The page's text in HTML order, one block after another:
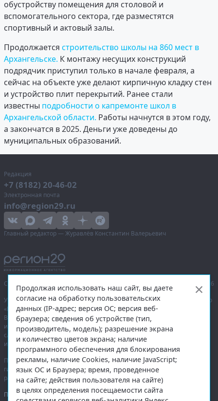
обустройству помещения для столовой и
вспомогательного сектора, где разместятся
спортивный и актовый залы.
Продолжается строительство школы на 860 мест в
Архангельске. К монтажу несущих конструкций
подрядчик приступил только в начале февраля, а
сейчас на объекте уже делают кирпичную кладку стен
и устройство плит перекрытий. Ранее стали
известны подробности о капремонте школ в
Архангельской области. Работы начнутся в этом году,
а закончатся в 2025. Деньги уже доведены до
муниципальных образований.
Редакция
+7 (8182) 20-46-02
Электронная почта
info@region29.ru
Главный редактор — Журавлёв Константин Валерьевич
Сетевое издание «Информационное агентство Регион 29»,
© 2016–2026
Учредитель — общество с ограниченной ответственностью «Агентство
«Правда Севера».
Выписка из реестра зарегистрированных средств массовой
информации:ЭЛ № ФС 77-74226 от 09.11.2018 выдано Федеральной
службой по надзору в сфере связи, информационных технологий
и массовых коммуникаций (Роскомнадзор).
При полном или частичном использовании любых материалов
гиперссылка на region29.ruобязательна. Копирование материалов без
разрешения администрации сайта запрещено.
Правовая информация.
Продолжая использовать наш сайт, вы даете
согласие на обработку пользовательских
данных (IP-адрес; версия ОС; версия веб-
браузера; сведения об устройстве (тип,
производитель, модель); разрешение экрана
и количество цветов экрана; наличие
программного обеспечения для блокирования
рекламы, наличие Cookies, наличие JavaScript;
язык ОС и Браузера; время, проведенное
на сайте; действия пользователя на сайте)
в целях определения посещаемости сайта